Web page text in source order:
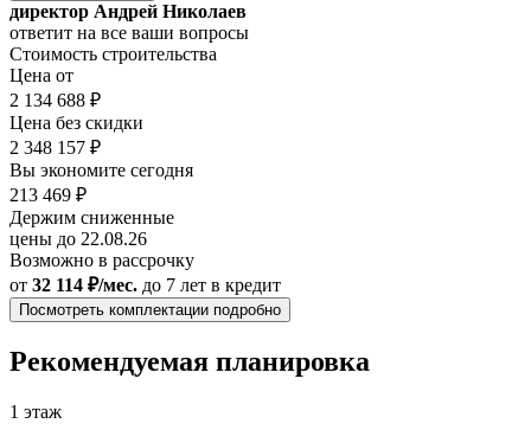
директор Андрей Николаев
ответит на все ваши вопросы
Стоимость строительства
Цена от
2 134 688 ₽
Цена без скидки
2 348 157 ₽
Вы экономите сегодня
213 469 ₽
Держим сниженные
цены до 22.08.26
Возможно в рассрочку
от 32 114 ₽/мес. до 7 лет в кредит
Посмотреть комплектации подробно
Рекомендуемая планировка
1 этаж